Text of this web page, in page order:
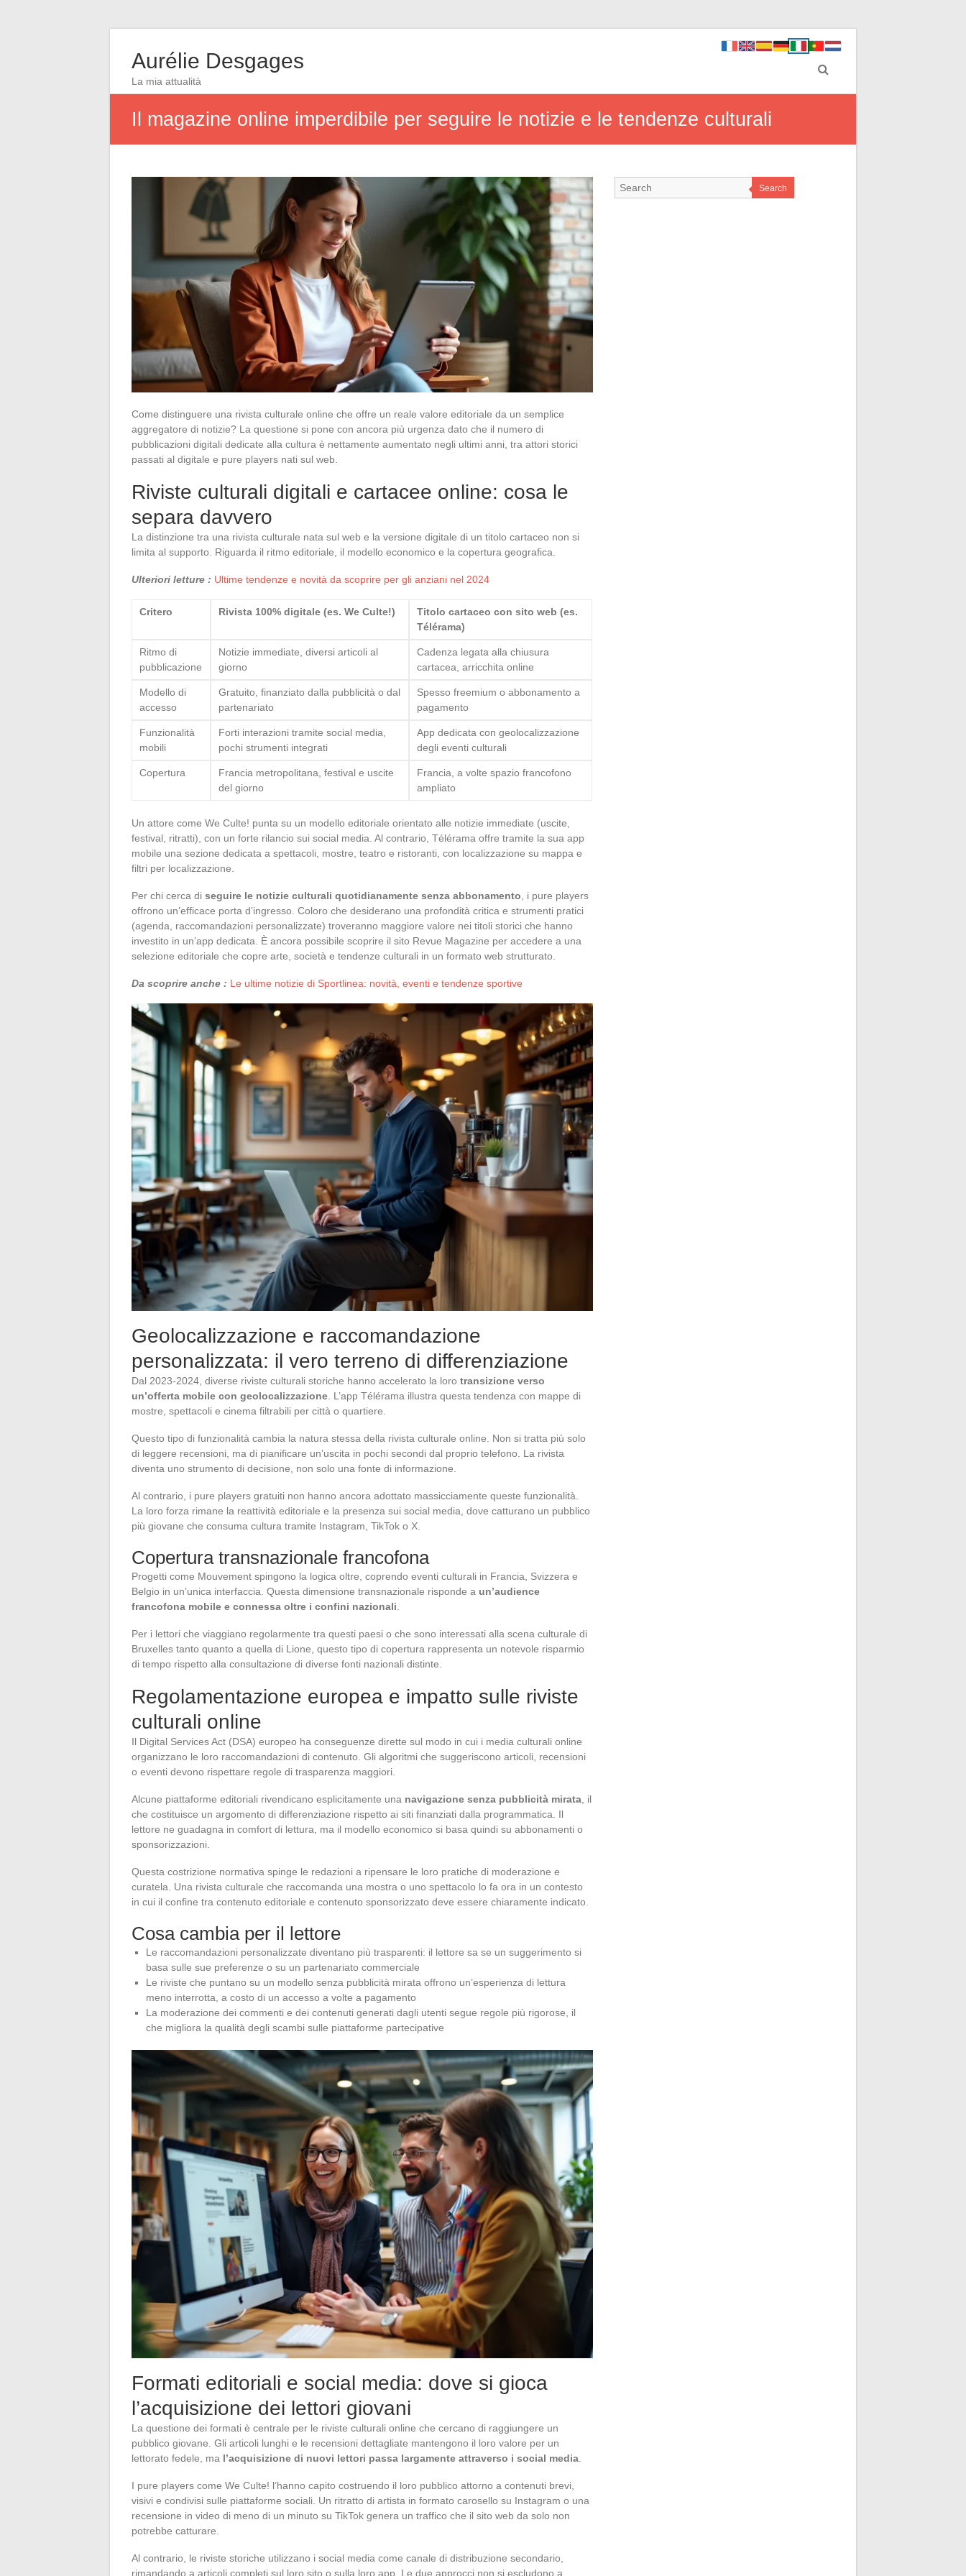
Aurélie Desgages
La mia attualità
Il magazine online imperdibile per seguire le notizie e le tendenze culturali
Come distinguere una rivista culturale online che offre un reale valore editoriale da un semplice
aggregatore di notizie? La questione si pone con ancora più urgenza dato che il numero di
pubblicazioni digitali dedicate alla cultura è nettamente aumentato negli ultimi anni, tra attori storici
passati al digitale e pure players nati sul web.
Riviste culturali digitali e cartacee online: cosa le
separa davvero
La distinzione tra una rivista culturale nata sul web e la versione digitale di un titolo cartaceo non si
limita al supporto. Riguarda il ritmo editoriale, il modello economico e la copertura geografica.
Ulteriori letture : Ultime tendenze e novità da scoprire per gli anziani nel 2024
Critero Rivista 100% digitale (es. We Culte!)
Titolo cartaceo con sito web (es.
Télérama)
Ritmo di
pubblicazione
Notizie immediate, diversi articoli al
giorno
Cadenza legata alla chiusura
cartacea, arricchita online
Modello di
accesso
Gratuito, finanziato dalla pubblicità o dal
partenariato
Spesso freemium o abbonamento a
pagamento
Funzionalità
mobili
Forti interazioni tramite social media,
pochi strumenti integrati
App dedicata con geolocalizzazione
degli eventi culturali
Copertura
Francia metropolitana, festival e uscite
del giorno
Francia, a volte spazio francofono
ampliato
Un attore come We Culte! punta su un modello editoriale orientato alle notizie immediate (uscite,
festival, ritratti), con un forte rilancio sui social media. Al contrario, Télérama offre tramite la sua app
mobile una sezione dedicata a spettacoli, mostre, teatro e ristoranti, con localizzazione su mappa e
filtri per localizzazione.
Per chi cerca di seguire le notizie culturali quotidianamente senza abbonamento , i pure players
offrono un’efficace porta d’ingresso. Coloro che desiderano una profondità critica e strumenti pratici
(agenda, raccomandazioni personalizzate) troveranno maggiore valore nei titoli storici che hanno
investito in un’app dedicata. È ancora possibile scoprire il sito Revue Magazine per accedere a una
selezione editoriale che copre arte, società e tendenze culturali in un formato web strutturato.
Da scoprire anche : Le ultime notizie di Sportlinea: novità, eventi e tendenze sportive
Geolocalizzazione e raccomandazione
personalizzata: il vero terreno di differenziazione
Dal 2023-2024, diverse riviste culturali storiche hanno accelerato la loro transizione verso
un’offerta mobile con geolocalizzazione. L’app Télérama illustra questa tendenza con mappe di
mostre, spettacoli e cinema filtrabili per città o quartiere.
Questo tipo di funzionalità cambia la natura stessa della rivista culturale online. Non si tratta più solo
di leggere recensioni, ma di pianificare un’uscita in pochi secondi dal proprio telefono. La rivista
diventa uno strumento di decisione, non solo una fonte di informazione.
Al contrario, i pure players gratuiti non hanno ancora adottato massicciamente queste funzionalità.
La loro forza rimane la reattività editoriale e la presenza sui social media, dove catturano un pubblico
più giovane che consuma cultura tramite Instagram, TikTok o X.
Copertura transnazionale francofona
Progetti come Mouvement spingono la logica oltre, coprendo eventi culturali in Francia, Svizzera e
Belgio in un’unica interfaccia. Questa dimensione transnazionale risponde a un’audience
francofona mobile e connessa oltre i confini nazionali.
Per i lettori che viaggiano regolarmente tra questi paesi o che sono interessati alla scena culturale di
Bruxelles tanto quanto a quella di Lione, questo tipo di copertura rappresenta un notevole risparmio
di tempo rispetto alla consultazione di diverse fonti nazionali distinte.
Regolamentazione europea e impatto sulle riviste
culturali online
Il Digital Services Act (DSA) europeo ha conseguenze dirette sul modo in cui i media culturali online
organizzano le loro raccomandazioni di contenuto. Gli algoritmi che suggeriscono articoli, recensioni
o eventi devono rispettare regole di trasparenza maggiori.
Alcune piattaforme editoriali rivendicano esplicitamente una navigazione senza pubblicità mirata, il
che costituisce un argomento di differenziazione rispetto ai siti finanziati dalla programmatica. Il
lettore ne guadagna in comfort di lettura, ma il modello economico si basa quindi su abbonamenti o
sponsorizzazioni.
Questa costrizione normativa spinge le redazioni a ripensare le loro pratiche di moderazione e
curatela. Una rivista culturale che raccomanda una mostra o uno spettacolo lo fa ora in un contesto
in cui il confine tra contenuto editoriale e contenuto sponsorizzato deve essere chiaramente indicato.
Cosa cambia per il lettore
Le raccomandazioni personalizzate diventano più trasparenti: il lettore sa se un suggerimento si
basa sulle sue preferenze o su un partenariato commerciale
Le riviste che puntano su un modello senza pubblicità mirata offrono un’esperienza di lettura
meno interrotta, a costo di un accesso a volte a pagamento
La moderazione dei commenti e dei contenuti generati dagli utenti segue regole più rigorose, il
che migliora la qualità degli scambi sulle piattaforme partecipative
Formati editoriali e social media: dove si gioca
l’acquisizione dei lettori giovani
La questione dei formati è centrale per le riviste culturali online che cercano di raggiungere un
pubblico giovane. Gli articoli lunghi e le recensioni dettagliate mantengono il loro valore per un
lettorato fedele, ma l’acquisizione di nuovi lettori passa largamente attraverso i social media
I pure players come We Culte! l’hanno capito costruendo il loro pubblico attorno a contenuti brevi,
visivi e condivisi sulle piattaforme sociali. Un ritratto di artista in formato carosello su Instagram o una
recensione in video di meno di un minuto su TikTok genera un traffico che il sito web da solo non
potrebbe catturare.
Al contrario, le riviste storiche utilizzano i social media come canale di distribuzione secondario,
rimandando a articoli completi sul loro sito o sulla loro app. Le due approcci non si escludono a
Search